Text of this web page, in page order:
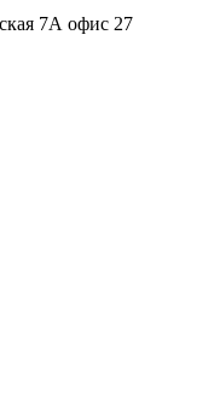
7А офис 27